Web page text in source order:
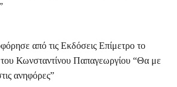
από τις Εκδόσεις Επίμετρο το
του Κωνσταντίνου Παπαγεωργίου “Θα με
ανηφόρες”